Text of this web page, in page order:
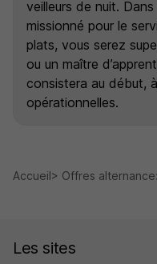
veilleurs de nuit.
missionné pour le
plats, vous serez
ou un maître
consistera au début,
opérationnelles.
Accueil Offres alternance
Les sites